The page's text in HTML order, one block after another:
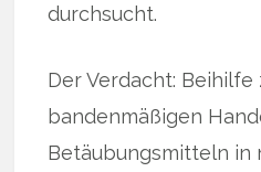
durchsucht.
Der Verdacht:
bandenmäßigen
Betäubungsmitteln in